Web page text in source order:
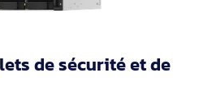
de sécurité et de